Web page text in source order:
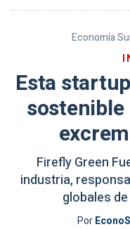
Economía
Esta
sostenible
Firefly Green
industria,
globales
Por